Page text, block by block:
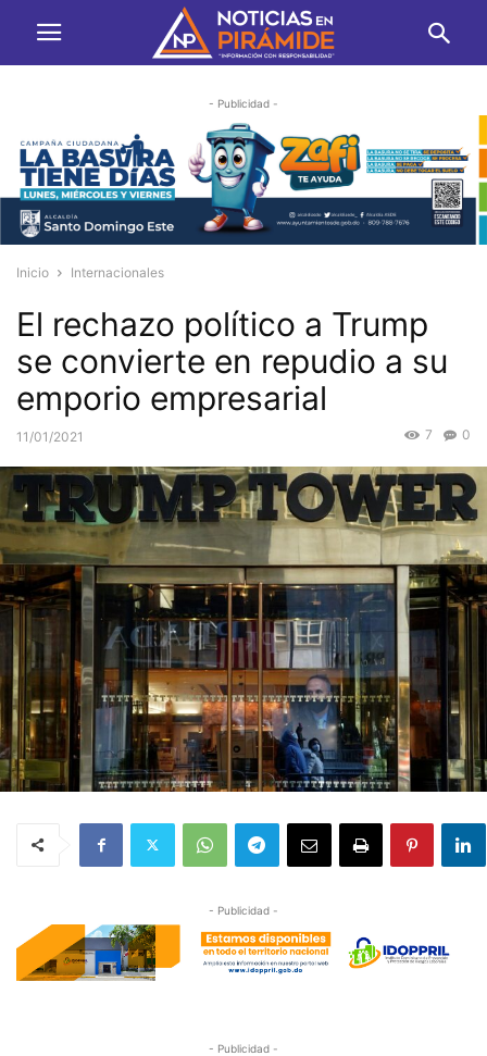
- Publicidad -
Inicio Internacionales
El rechazo político a Trump
se convierte en repudio a su
emporio empresarial
11/01/2021 0
7
- Publicidad -
- Publicidad -